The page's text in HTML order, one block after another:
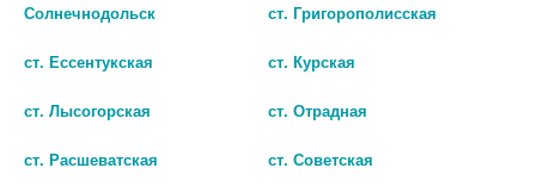
Солнечнодольск ст. Григорополисская
ст. Ессентукская ст. Курская
ст. Лысогорская ст. Отрадная
ст. Расшеватская ст. Советская